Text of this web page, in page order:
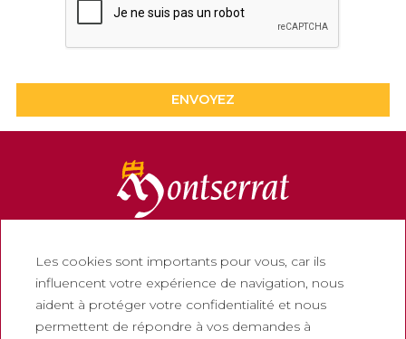
ENVOYEZ
Informations
Contactez
Newsletter
Les cookies sont importants pour vous, car ils
influencent votre expérience de navigation, nous
aident à protéger votre confidentialité et nous
permettent de répondre à vos demandes à